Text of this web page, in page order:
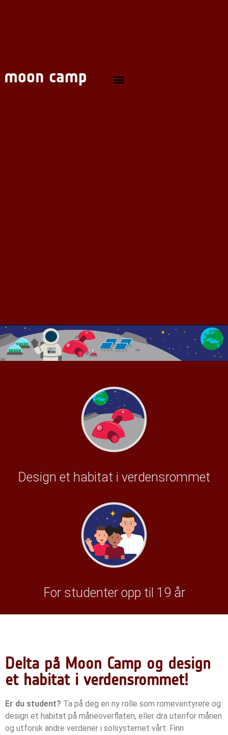
Design et habitat i verdensrommet
For studenter opp til 19 år
Delta på Moon Camp og design
et habitat i verdensrommet!
Er du student? Ta på deg en ny rolle som romeventyrere og
design et habitat på måneoverflaten, eller dra utenfor månen
og utforsk andre verdener i solsystemet vårt. Finn